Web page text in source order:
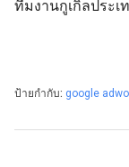
ทีมงานกูเกิลประเ
ป้ายกำกับ: google